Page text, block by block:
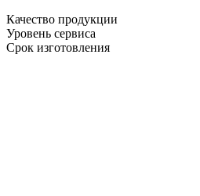
Качество продукции
Уровень сервиса
Срок изготовления